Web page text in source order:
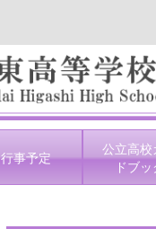
行事予定
公立高校
ドブッ